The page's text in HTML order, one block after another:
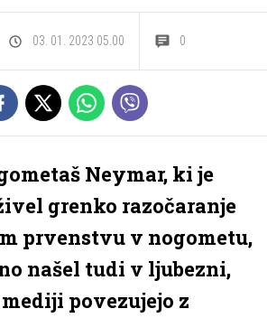
03. 01. 2023 05.00 0
Neymar, ki je
grenko razočaranje
prvenstvu v nogometu,
našel tudi v ljubezni,
povezujejo z